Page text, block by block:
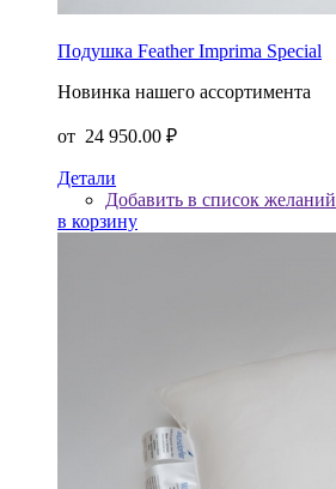
Подушка Feather Imprima Special
Новинка нашего ассортимента
от 24 950.00 ₽
Детали
Добавить в список желаний
в корзину